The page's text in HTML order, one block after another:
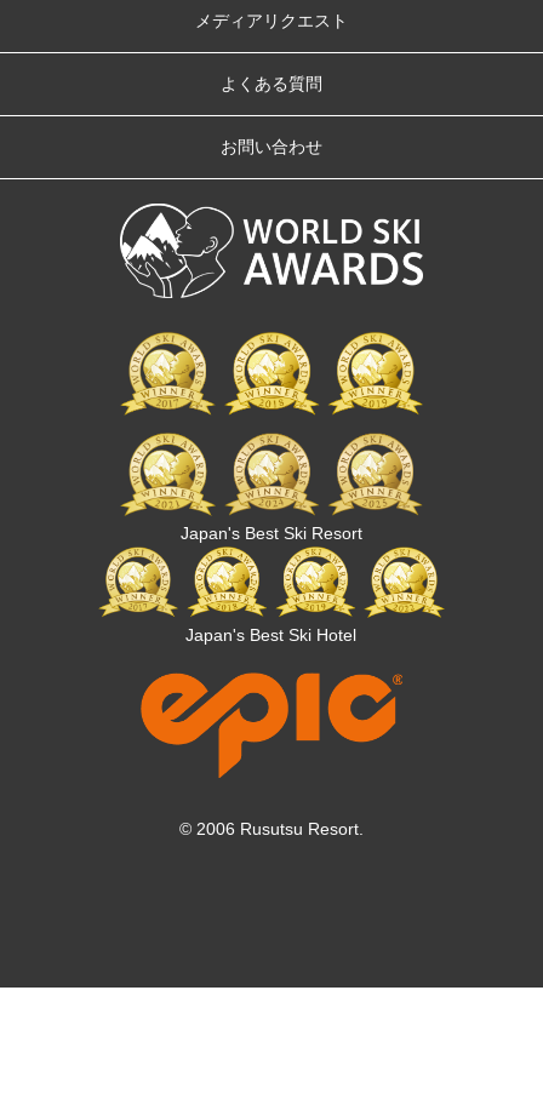
Japan's Best Ski Resort
Japan's Best Ski Hotel
メディアリクエスト
よくある質問
お問い合わせ
© 2006 Rusutsu Resort.